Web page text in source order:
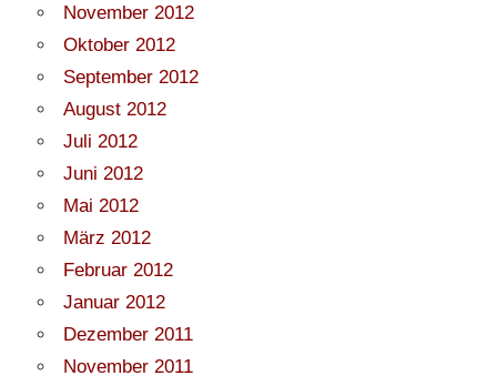
November 2012
Oktober 2012
September 2012
August 2012
Juli 2012
Juni 2012
Mai 2012
März 2012
Februar 2012
Januar 2012
Dezember 2011
November 2011